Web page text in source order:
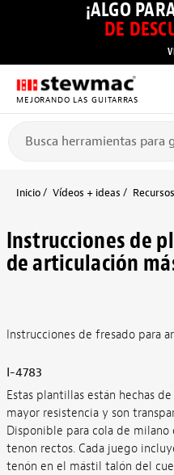
¡ALGO
DE
MEJORANDO LAS GUITARRAS
Inicio Vídeos + ideas
Instrucciones de
de articulación
Instrucciones de fresado para
I-4783
Estas plantillas están hechas
mayor resistencia y son
Disponible para cola de
tenon rectos. Cada juego
tenón en el mástil talón del